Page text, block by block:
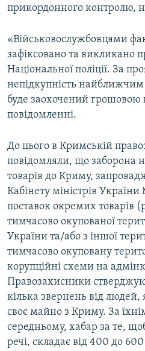
прикордонного контролю,
«Військовослужбовцями
зафіксовано та викликано
Національної поліції. За
непідкупність
буде заохочений грошовою
повідомленні.
До цього в Кримській
повідомляли, що заборона
товарів до Криму,
Кабінету міністрів
поставок окремих товарів
тимчасово окупованої
України та/або з іншої
тимчасово окуповану
корупційні схеми на
Правозахисники
кілька звернень від людей,
своє майно з Криму. За
середньому, хабар за те,
речі, складає від 400 до 600